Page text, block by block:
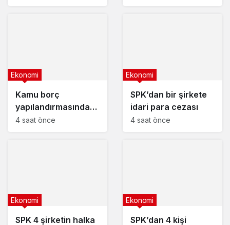
Kamu borç
yapılandırmasında
son başvuru tarihi
Ekonomi
4 saat önce
SPK’dan bir şirkete
idari para cezası
Ekonomi
4 saat önce
SPK 4 şirketin halka
Ekonomi
SPK’dan 4 kişi
Ekonomi